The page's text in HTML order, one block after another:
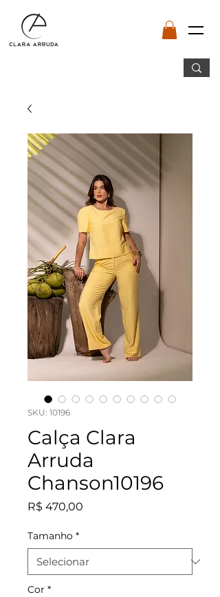
SKU: 10196
Calça Clara
Arruda
Chanson10196
R$ 470,00
Tamanho *
Cor *